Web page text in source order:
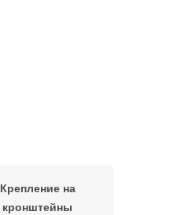
Крепление на
кронштейны